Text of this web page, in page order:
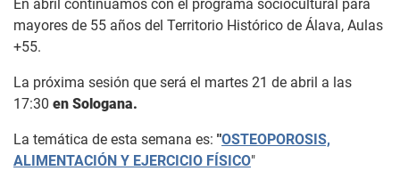
En abril continuamos con el programa sociocultural para
mayores de 55 años del Territorio Histórico de Álava, Aulas
+55.
La próxima sesión que será el martes 21 de abril a las
17:30 en Sologana.
La temática de esta semana es: "OSTEOPOROSIS,
ALIMENTACIÓN Y EJERCICIO FÍSICO"